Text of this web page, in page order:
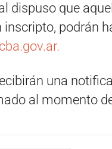
dispuso que
inscripto, podrán
una
al momento